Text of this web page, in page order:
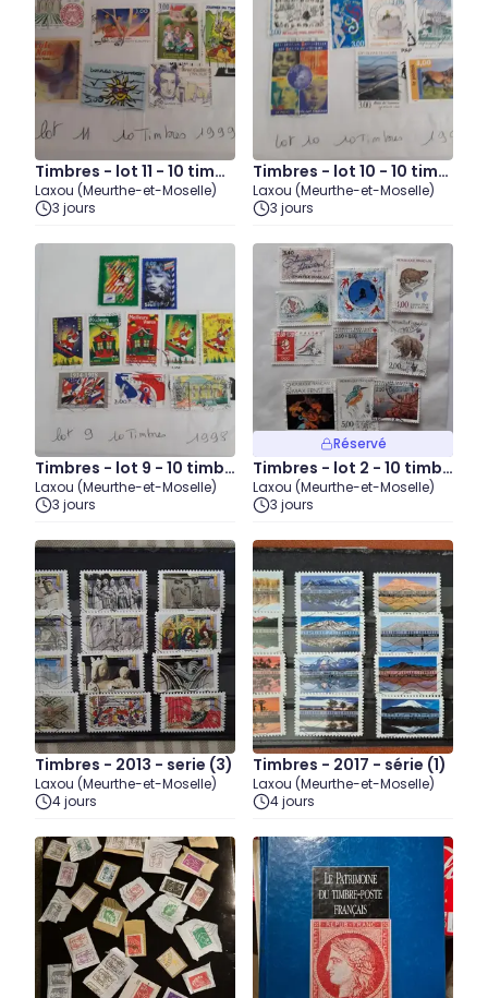
Timbres - lot 11 - 10 timbr
es 1999
Laxou (Meurthe-et-Moselle)
3 jours
Timbres - lot 10 - 10 timb
res 1998
Laxou (Meurthe-et-Moselle)
3 jours
Timbres - lot 9 - 10 timbr
es 1998
Laxou (Meurthe-et-Moselle)
3 jours
Réservé
Timbres - lot 2 - 10 timbr
es 1991
Laxou (Meurthe-et-Moselle)
3 jours
Timbres - 2013 - serie (3)
Laxou (Meurthe-et-Moselle)
4 jours
Timbres - 2017 - série (1)
Laxou (Meurthe-et-Moselle)
4 jours